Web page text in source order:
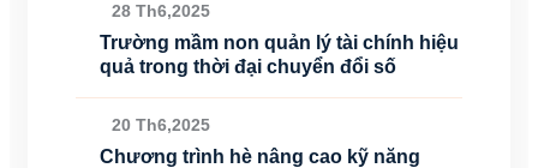
28 Th6,2025
Trường mầm non quản lý tài chính hiệu
quả trong thời đại chuyển đổi số
20 Th6,2025
Chương trình hè nâng cao kỹ năng